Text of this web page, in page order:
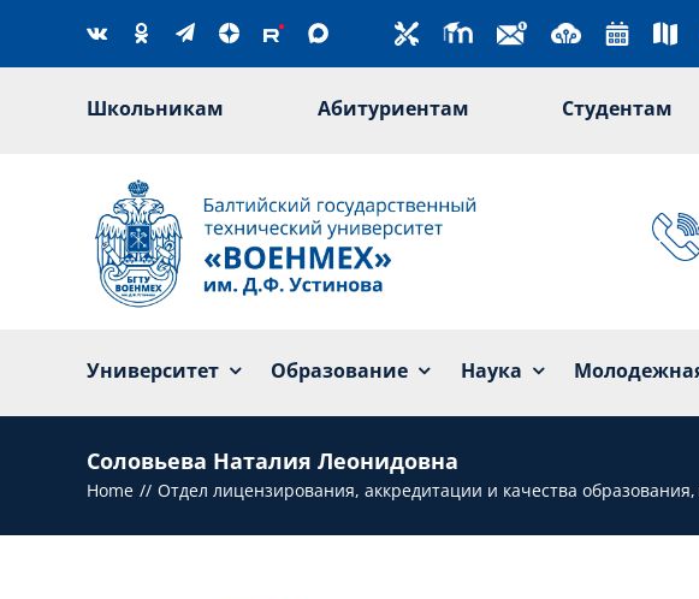
content
Школьникам Абитуриентам Студентам
Университет Образование Наука Университет
Соловьева Наталия Леонидовна
Home Отдел лицензирования, аккредитации и качества образования